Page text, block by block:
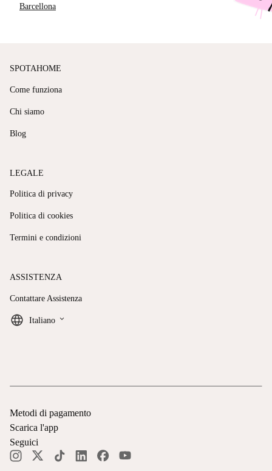
Barcellona
SPOTAHOME
Come funziona
Chi siamo
Blog
LEGALE
Politica di privacy
Politica di cookies
Termini e condizioni
ASSISTENZA
Contattare Assistenza
Italiano keyboard_arrow_down
Metodi di pagamento
Scarica l'app
Seguici